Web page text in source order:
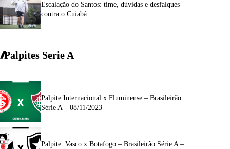
Escalação do Santos: time, dúvidas e desfalques
contra o Cuiabá
Palpites Serie A
Palpite Internacional x Fluminense – Brasileirão
Série A – 08/11/2023
Palpite: Vasco x Botafogo – Brasileirão Série A –